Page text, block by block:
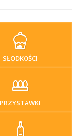
SŁODKOŚCI
PRZYSTAWKI